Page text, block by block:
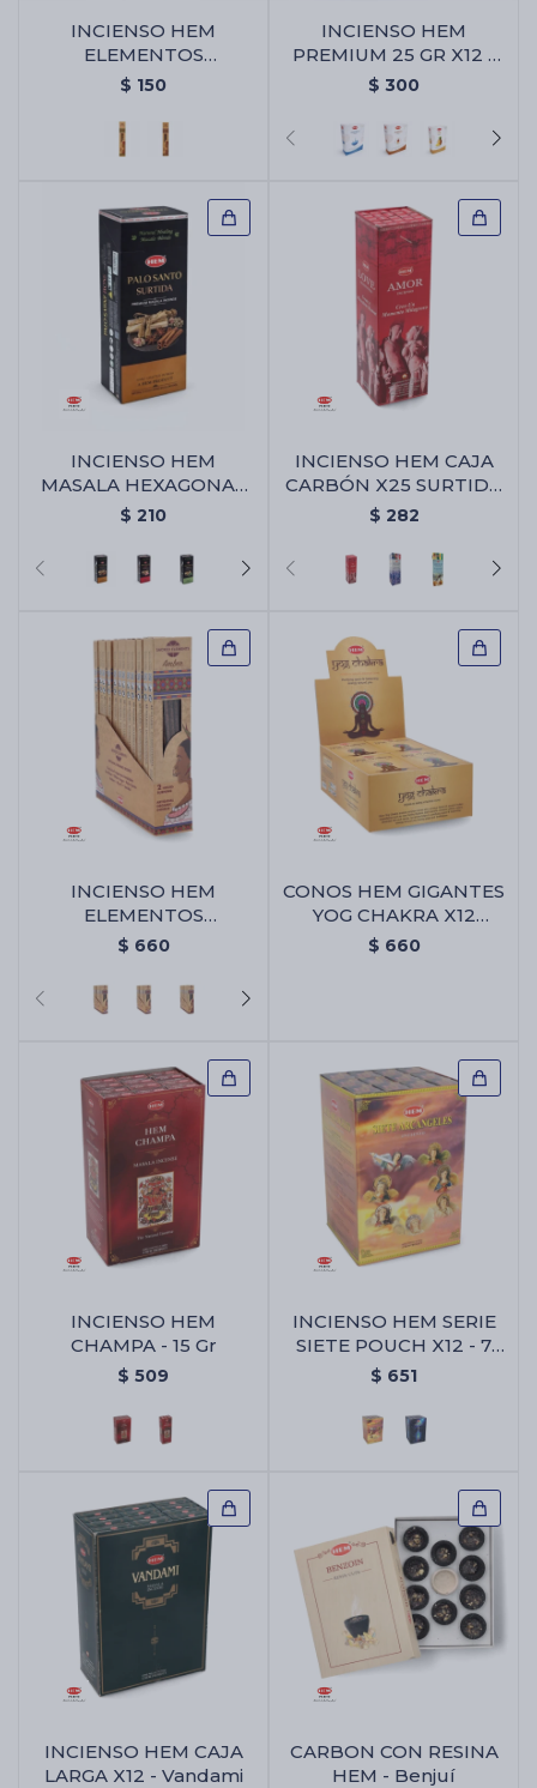
INCIENSO HEM
ELEMENTOS
SAGRADOS JUMBO -
$ 150
INCIENSO HEM
PREMIUM 25 GR X12 -
Agua Fresca
$ 300
INCIENSO HEM
MASALA HEXAGONAL
X6 - Surtido
$ 210
INCIENSO HEM CAJA
CARBÓN X25 SURTIDA
- Amor Y Atracción
$ 282
INCIENSO HEM
ELEMENTOS
SAGRADOS CAJA X12 -
$ 660
CONOS HEM GIGANTES
YOG CHAKRA X12
UNIDADES - Conos
$ 660
INCIENSO HEM
CHAMPA - 15 Gr
$ 509
INCIENSO HEM SERIE
SIETE POUCH X12 - 7
Arcangeles
$ 651
INCIENSO HEM CAJA
LARGA X12 - Vandami
CARBON CON RESINA
HEM - Benjuí
Cartas de Tarot
Artículos Religiosos
Aromatizantes de ambientes
Artículos Esotéricos